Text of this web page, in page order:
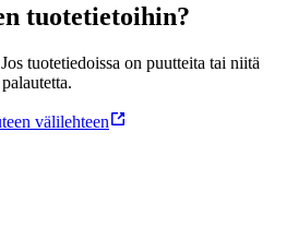
tuotetietoihin?
tuotetiedoissa on puutteita tai niitä
välilehteen